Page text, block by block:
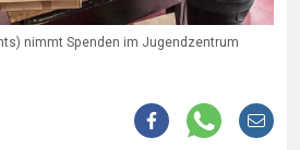
nimmt Spenden im Jugendzentrum